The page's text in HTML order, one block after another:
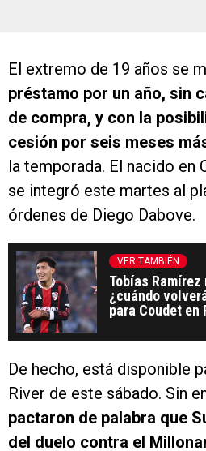
préstamo por un año, sin
de compra, y con la
cesión por seis meses
la temporada. El nacido en
se integró este martes al
órdenes de Diego Dabove.
Tobías Ramírez
¿cuándo
para Coudet en
De hecho, está disponible
River de este sábado. Sin
pactaron de palabra que
del duelo contra el
primer momento se habló